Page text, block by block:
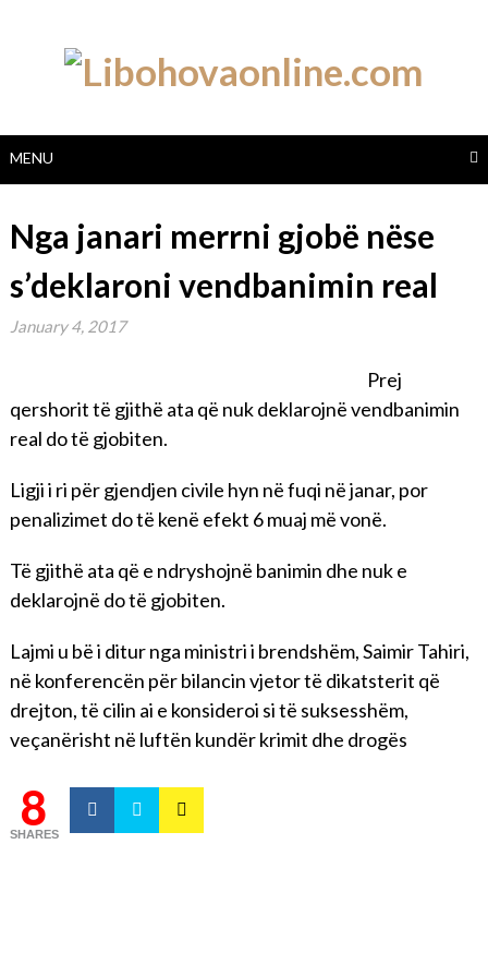
MENU
Nga janari merrni gjobë nëse
s’deklaroni vendbanimin real
January 4, 2017
Prej
qershorit të gjithë ata që nuk deklarojnë vendbanimin
real do të gjobiten.
Ligji i ri për gjendjen civile hyn në fuqi në janar, por
penalizimet do të kenë efekt 6 muaj më vonë.
Të gjithë ata që e ndryshojnë banimin dhe nuk e
deklarojnë do të gjobiten.
Lajmi u bë i ditur nga ministri i brendshëm, Saimir Tahiri,
në konferencën për bilancin vjetor të dikatsterit që
drejton, të cilin ai e konsideroi si të suksesshëm,
veçanërisht në luftën kundër krimit dhe drogës
8
SHARES